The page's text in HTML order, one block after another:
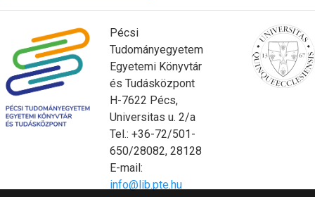
Pécsi
Tudományegyetem
Egyetemi Könyvtár
és Tudásközpont
H-7622 Pécs,
Universitas u. 2/a
Tel.: +36-72/501-
650/28082, 28128
E-mail:
info@lib.pte.hu